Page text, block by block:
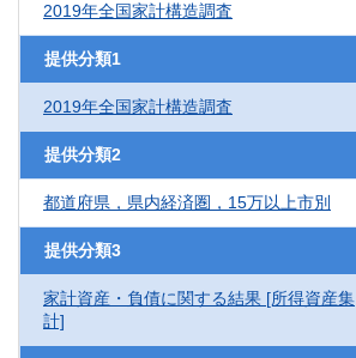
2019年全国家計構造調査
提供分類1
2019年全国家計構造調査
提供分類2
都道府県，県内経済圏，15万以上市別
提供分類3
家計資産・負債に関する結果 [所得資産集
計]